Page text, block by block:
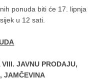
ponuda biti će 17. lipnja
u 12 sati.
JAVNU PRODAJU,
JAMČEVINA